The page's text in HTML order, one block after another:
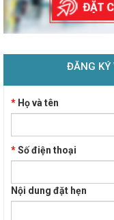
ĐĂNG KÝ
* Họ và tên
*Số điện thoại
Nội dung đặt hẹn